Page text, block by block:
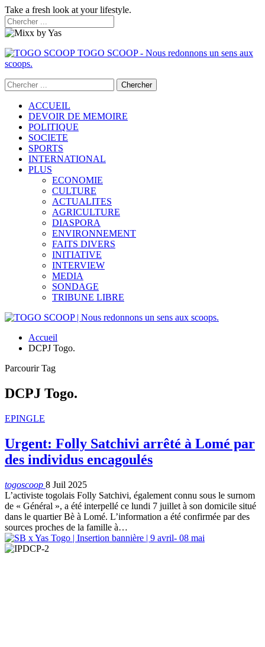
Take a fresh look at your lifestyle.
TOGO SCOOP - Nous redonnons un sens aux
scoops.
ACCUEIL
DEVOIR DE MEMOIRE
POLITIQUE
SOCIETE
SPORTS
INTERNATIONAL
PLUS
ECONOMIE
CULTURE
ACTUALITES
AGRICULTURE
DIASPORA
ENVIRONNEMENT
FAITS DIVERS
INITIATIVE
INTERVIEW
MEDIA
SONDAGE
TRIBUNE LIBRE
Accueil
DCPJ Togo.
Parcourir Tag
DCPJ Togo.
EPINGLE
Urgent: Folly Satchivi arrêté à Lomé par
des individus encagoulés
togoscoop 8 Juil 2025
L’activiste togolais Folly Satchivi, également connu sous le surnom
de « Général », a été interpellé ce lundi 7 juillet à son domicile situé
dans le quartier Bè à Lomé. L’information a été confirmée par des
sources proches de la famille à…